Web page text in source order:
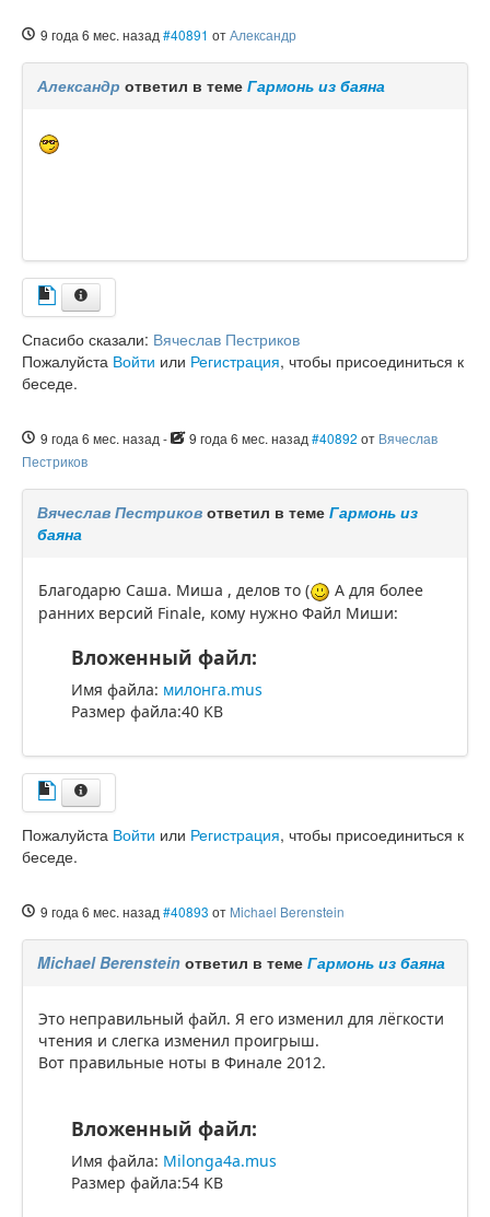
9 года 6 мес. назад #40891 отАлександр
Александр ответил в теме Гармонь из баяна
Спасибо сказали: Вячеслав Пестриков
Пожалуйста Войти или Регистрация, чтобы присоединиться к
беседе.
9 года 6 мес. назад - 9 года 6 мес. назад #40892 от Вячеслав
Пестриков
Вячеслав Пестриков ответил в теме Гармонь из
баяна
Благодарю Саша. Миша , делов то (
А для более
ранних версий Finale, кому нужно Файл Миши:
Вложенный файл:
Имя файла: милонга.mus
Размер файла:40 KB
Пожалуйста Войти или Регистрация, чтобы присоединиться к
беседе.
9 года 6 мес. назад #40893 от Michael Berenstein
Michael Berenstein ответил в теме Гармонь из баяна
Это неправильный файл. Я его изменил для лёгкости
чтения и слегка изменил проигрыш.
Вот правильные ноты в Финале 2012.
Вложенный файл:
Имя файла: Milonga4a.mus
Размер файла:54 KB